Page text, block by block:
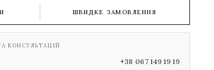
ШВИДКЕ ЗАМОВЛЕННЯ
КОНСУЛЬТАЦІЙ
+38 067 149 19 19